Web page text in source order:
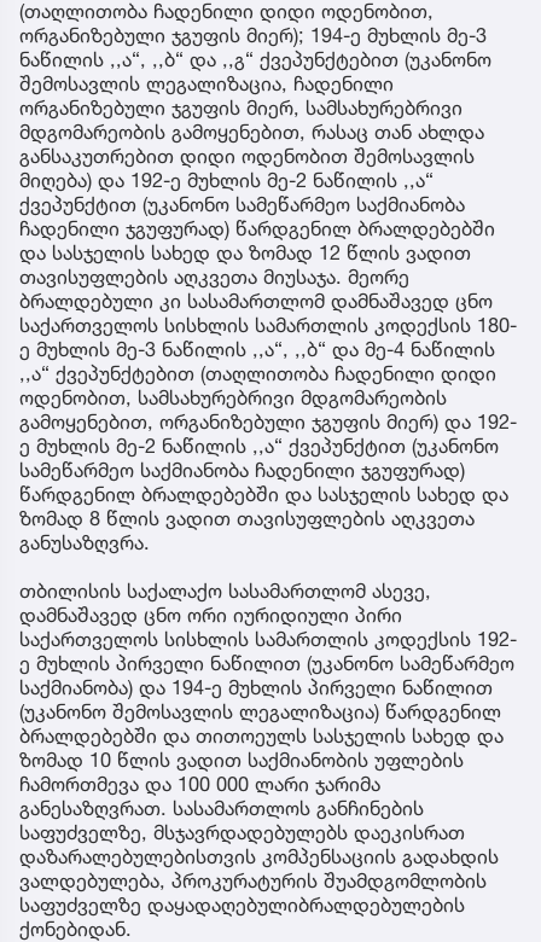
(თაღლითობა ჩადენილი დიდი ოდენობით,
ორგანიზებული ჯგუფის მიერ); 194-ე მუხლის მე-3
ნაწილის ,,ა“, ,,ბ“ და ,,გ“ ქვეპუნქტებით (უკანონო
შემოსავლის ლეგალიზაცია, ჩადენილი
ორგანიზებული ჯგუფის მიერ, სამსახურებრივი
მდგომარეობის გამოყენებით, რასაც თან ახლდა
განსაკუთრებით დიდი ოდენობით შემოსავლის
მიღება) და 192-ე მუხლის მე-2 ნაწილის ,,ა“
ქვეპუნქტით (უკანონო სამეწარმეო საქმიანობა
ჩადენილი ჯგუფურად) წარდგენილ ბრალდებებში
და სასჯელის სახედ და ზომად 12 წლის ვადით
თავისუფლების აღკვეთა მიუსაჯა. მეორე
ბრალდებული კი სასამართლომ დამნაშავედ ცნო
საქართველოს სისხლის სამართლის კოდექსის 180-
ე მუხლის მე-3 ნაწილის ,,ა“, ,,ბ“ და მე-4 ნაწილის
,,ა“ ქვეპუნქტებით (თაღლითობა ჩადენილი დიდი
ოდენობით, სამსახურებრივი მდგომარეობის
გამოყენებით, ორგანიზებული ჯგუფის მიერ) და 192-
ე მუხლის მე-2 ნაწილის ,,ა“ ქვეპუნქტით (უკანონო
სამეწარმეო საქმიანობა ჩადენილი ჯგუფურად)
წარდგენილ ბრალდებებში და სასჯელის სახედ და
ზომად 8 წლის ვადით თავისუფლების აღკვეთა
განუსაზღვრა.
თბილისის საქალაქო სასამართლომ ასევე,
დამნაშავედ ცნო ორი იურიდიული პირი
საქართველოს სისხლის სამართლის კოდექსის 192-
ე მუხლის პირველი ნაწილით (უკანონო სამეწარმეო
საქმიანობა) და 194-ე მუხლის პირველი ნაწილით
(უკანონო შემოსავლის ლეგალიზაცია) წარდგენილ
ბრალდებებში და თითოეულს სასჯელის სახედ და
ზომად 10 წლის ვადით საქმიანობის უფლების
ჩამორთმევა და 100 000 ლარი ჯარიმა
განესაზღვრათ. სასამართლოს განჩინების
საფუძველზე, მსჯავრდადებულებს დაეკისრათ
დაზარალებულებისთვის კომპენსაციის გადახდის
ვალდებულება, პროკურატურის შუამდგომლობის
საფუძველზე დაყადაღებულიბრალდებულების
ქონებიდან.